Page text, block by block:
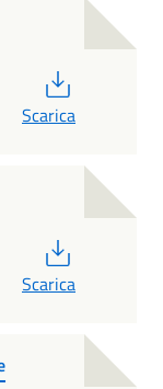
Scarica
Scarica